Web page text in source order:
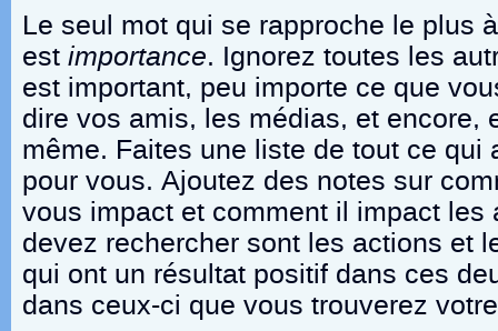
Le seul mot qui se rapproche le plus
est importance. Ignorez toutes les
est important, peu importe ce que
dire vos amis, les médias, et encore,
même. Faites une liste de tout ce qui
pour vous. Ajoutez des notes sur
vous impact et comment il impact les
devez rechercher sont les actions et
qui ont un résultat positif dans ces
dans ceux-ci que vous trouverez